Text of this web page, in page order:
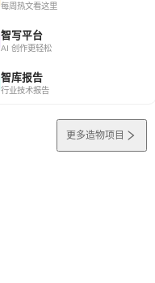
每周热文看这里
智写平台
AI 创作更轻松
智库报告
行业技术报告
更多造物项目